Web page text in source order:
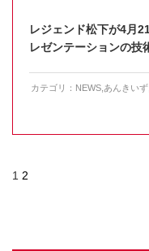
レジェンド松下が4月
レゼンテーションの技
カテゴリ： NEWS,あんきいず
1 2